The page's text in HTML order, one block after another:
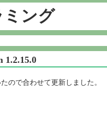
ミング
1.2.15.0
ので合わせて更新しました。